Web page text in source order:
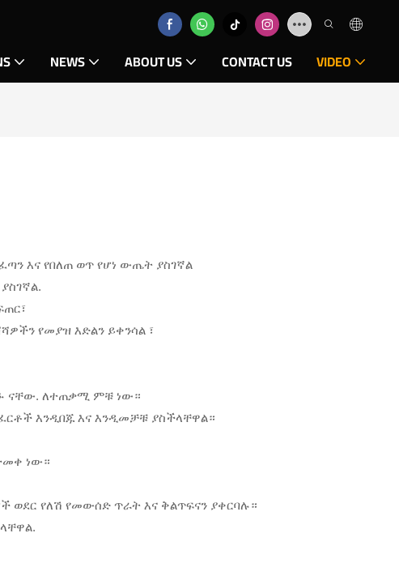
NEWS ABOUT US CONTACT US VIDEO
እና የበለጠ ወጥ የሆነ ውጤት ያስገኛል
የመያዝ እድልን ይቀንሳል ፣
ናቸው. ለተጠቃሚ ምቹ ነው።
እንዲበጁ እና እንዲመቻቹ ያስችላቸዋል።
ነው።
የለሽ የመውሰድ ጥራት እና ቅልጥፍናን ያቀርባሉ።